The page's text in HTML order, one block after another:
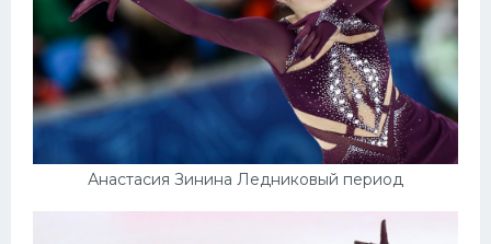
Анастасия Зинина Ледниковый период